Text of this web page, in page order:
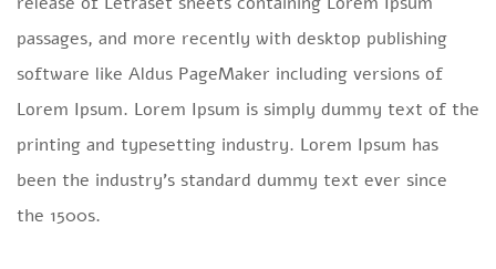
passages, and more recently with desktop publishing
software like Aldus PageMaker including versions of
Lorem Ipsum. Lorem Ipsum is simply dummy text of the
printing and typesetting industry. Lorem Ipsum has
been the industry’s standard dummy text ever since
the 1500s.